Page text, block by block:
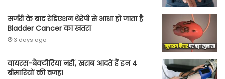
सर्जरी के बाद रेडिएशन थेरेपी से आधा हो जाता है
Bladder Cancer का खतरा
3 days ago
वायरस-बैक्टीरिया नहीं, खराब आदतें हैं इन 4
बीमारियों की वजह!